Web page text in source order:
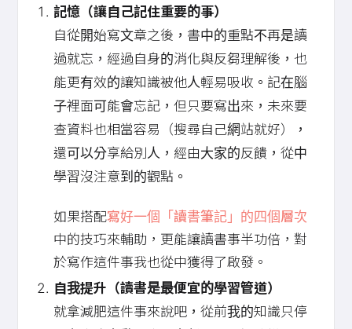
記憶（讓自己記住重要的事）
自從開始寫文章之後，書中的重點不再是讀
過就忘，經過自身的消化與反芻理解後，也
能更有效的讓知識被他人輕易吸收。記在腦
子裡面可能會忘記，但只要寫出來，未來要
查資料也相當容易（搜尋自己網站就好），
還可以分享給別人，經由大家的反饋，從中
學習沒注意到的觀點。
如果搭配寫好一個「讀書筆記」的四個層次
中的技巧來輔助，更能讓讀書事半功倍，對
於寫作這件事我也從中獲得了啟發。
自我提升（讀書是最便宜的學習管道）
就拿減肥這件事來說吧，從前我的知識只停